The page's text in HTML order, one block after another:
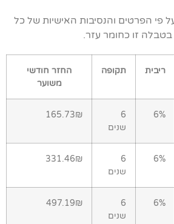
פי הפרטים והנסיבות האישיות של כל
זו כחומר עזר.
ריבית תקופה
החזר חודשי
משוער
6%
6
שנים
165.73₪
6%
6
שנים
331.46₪
6%
6
שנים
497.19₪